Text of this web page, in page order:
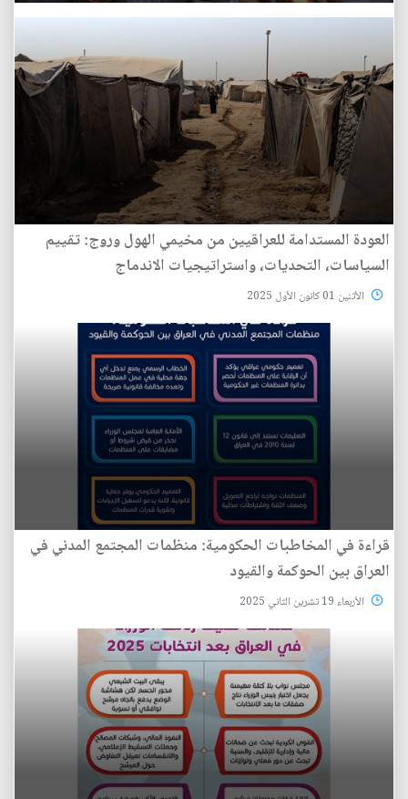
العودة المستدامة للعراقيين من مخيمي الهول وروج: تقييم
السياسات، التحديات، واستراتيجيات الاندماج
الأثنين 01 كانون الأول 2025
قراءة في المخاطبات الحكومية: منظمات المجتمع المدني في
العراق بين الحوكمة والقيود
الأربعاء 19 تشرين الثاني 2025